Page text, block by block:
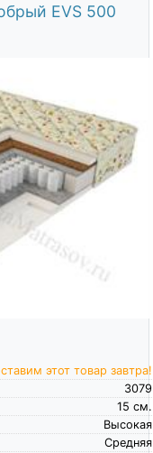
EVS 500
этот товар завтра!
3079
см.
15
Высокая
Средняя